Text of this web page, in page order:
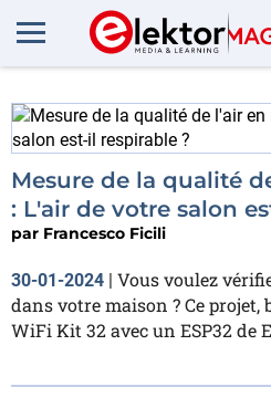
Mesure de la qualité
: L'air de votre salon
par Francesco Ficili
30-01-2024 | Vous voulez
dans votre maison ? Ce projet,
WiFi Kit 32 avec un ESP32 de